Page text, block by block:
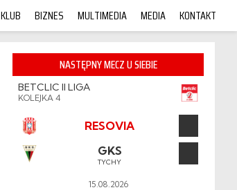
KLUB BIZNES MULTIMEDIA MEDIA KONTAKT
NASTĘPNY MECZ U SIEBIE
BETCLIC II LIGA
KOLEJKA 4
RESOVIA
GKS
TYCHY
15.08.2026